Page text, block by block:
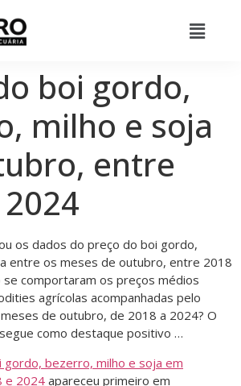
boi gordo,
milho e soja
entre
os dados do preço do boi gordo,
entre os meses de outubro, entre 2018
se comportaram os preços médios
agrícolas acompanhadas pelo
de outubro, de 2018 a 2024? O
como destaque positivo …
gordo, bezerro, milho e soja em
e 2024 apareceu primeiro em